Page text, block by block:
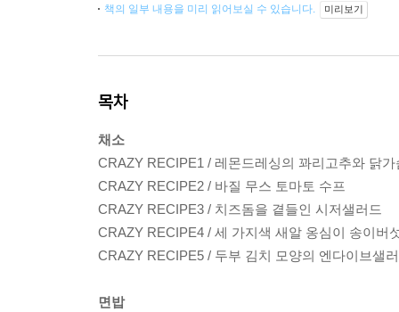
책의 일부 내용을 미리 읽어보실 수 있습니다. 미리보기
목차
채소
CRAZY RECIPE1 / 레몬드레싱의 꽈리고추와 닭
CRAZY RECIPE2 / 바질 무스 토마토 수프
CRAZY RECIPE3 / 치즈돔을 곁들인 시저샐러드
CRAZY RECIPE4 / 세 가지색 새알 옹심이 송이버
CRAZY RECIPE5 / 두부 김치 모양의 엔다이브샐
면밥